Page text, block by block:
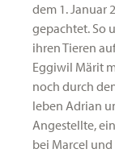
dem 1. Januar
gepachtet. So
ihren Tieren
Eggiwil Märit
noch durch
leben Adrian
Angestellte,
bei Marcel